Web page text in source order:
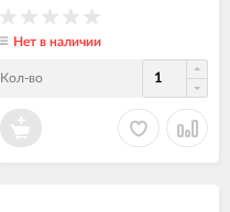
Нет в наличии
Кол-во